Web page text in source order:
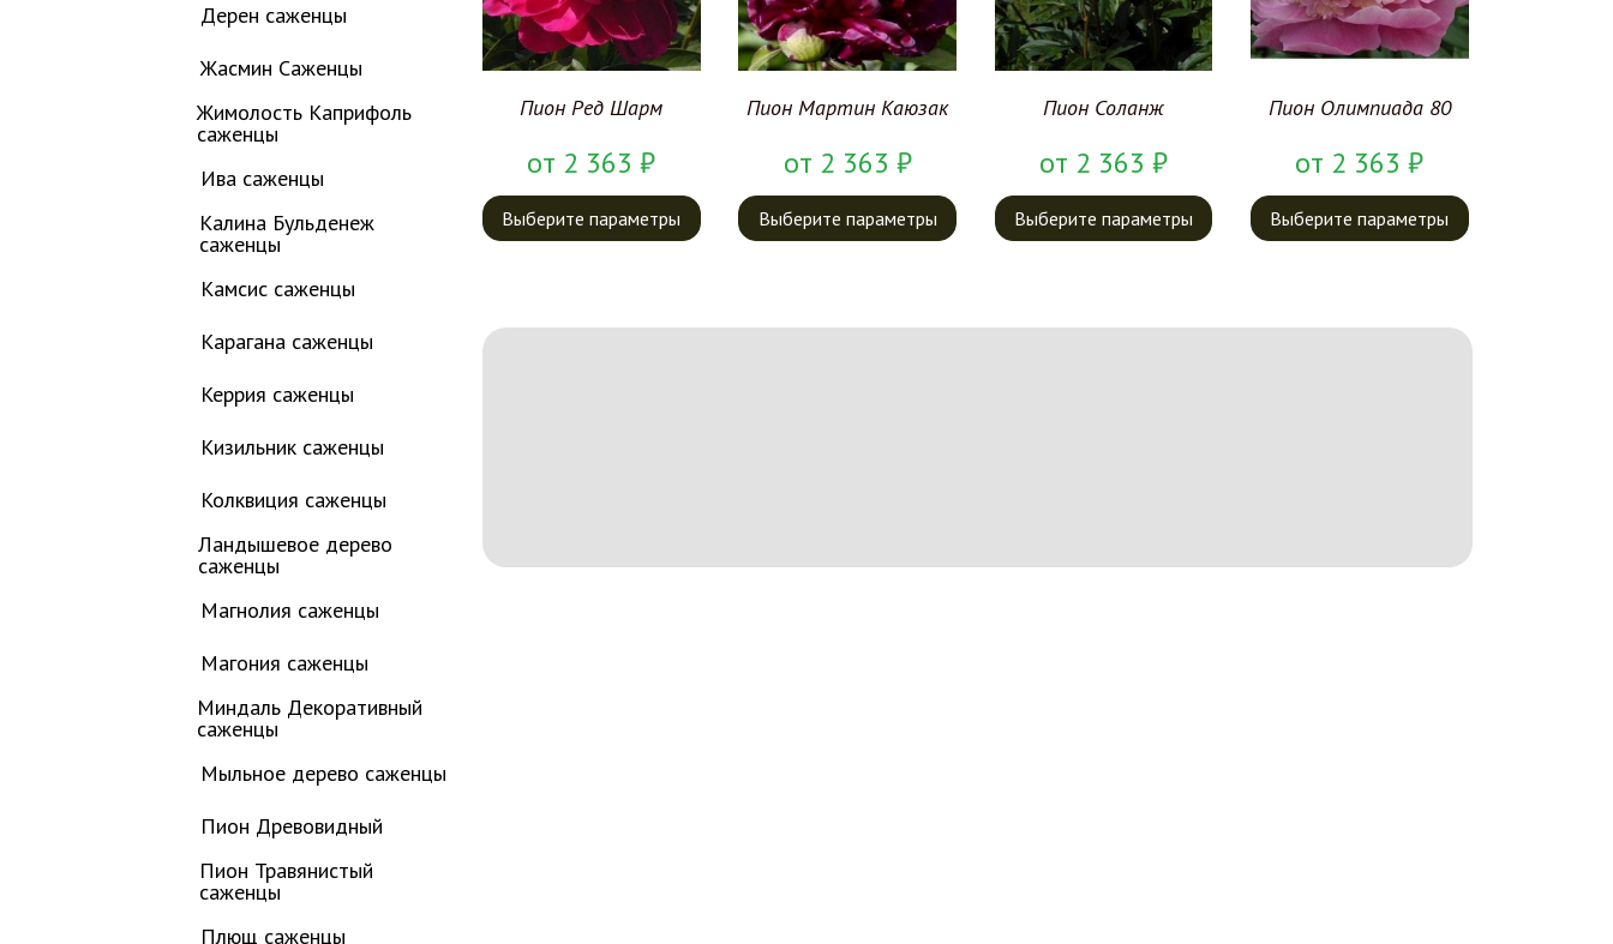
Дерен саженцы
Жасмин Саженцы
Жимолость Каприфоль
саженцы
Ива саженцы
Калина Бульденеж
саженцы
Камсис саженцы
Карагана саженцы
Керрия саженцы
Кизильник саженцы
Колквиция саженцы
Ландышевое дерево
саженцы
Магнолия саженцы
Магония саженцы
Миндаль Декоративный
саженцы
Мыльное дерево саженцы
Пион Древовидный
Пион Травянистый
саженцы
Плющ саженцы
Пион Ред Шарм
от 2 363₽
Выберите параметры
Пион Мартин Каюзак
от 2 363 ₽
Выберите параметры
Пион Соланж
от 2 363 ₽
Выберите параметры
Пион Олимпиада 80
от 2 363₽
Выберите параметры